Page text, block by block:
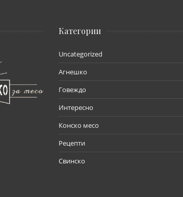
Категории
Uncategorized
Агнешко
Говеждо
Интересно
Конско месо
Рецепти
Свинско